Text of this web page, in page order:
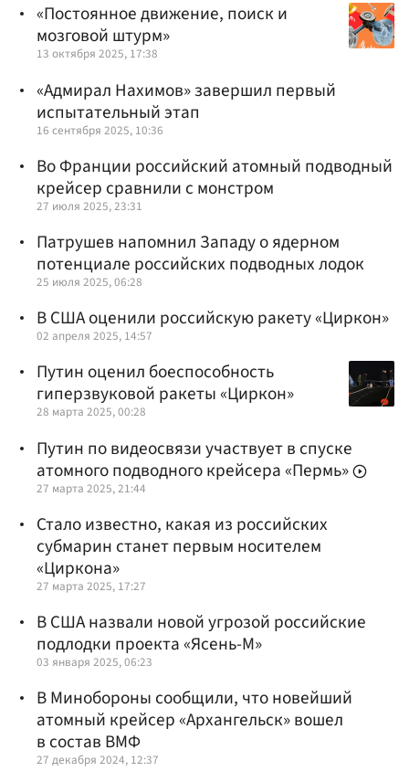
«Постоянное движение, поиск и
мозговой штурм»
13 октября 2025, 17:38
«Адмирал Нахимов» завершил первый
испытательный этап
16 сентября 2025, 10:36
Во Франции российский атомный подводный
крейсер сравнили с монстром
27 июля 2025, 23:31
Патрушев напомнил Западу о ядерном
потенциале российских подводных лодок
25 июля 2025, 06:28
В США оценили российскую ракету «Циркон»
02 апреля 2025, 14:57
Путин оценил боеспособность
гиперзвуковой ракеты «Циркон»
28 марта 2025, 00:28
Путин по видеосвязи участвует в спуске
атомного подводного крейсера «Пермь»
27 марта 2025, 21:44
Стало известно, какая из российских
субмарин станет первым носителем
«Циркона»
27 марта 2025, 17:27
В США назвали новой угрозой российские
подлодки проекта «Ясень-М»
03 января 2025, 06:23
В Минобороны сообщили, что новейший
атомный крейсер «Архангельск» вошел
в состав ВМФ
27 декабря 2024, 12:37